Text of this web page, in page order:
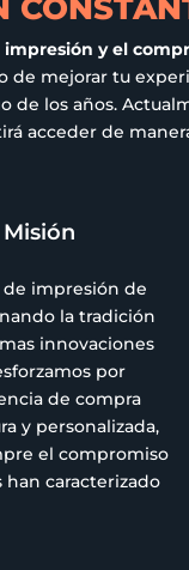
página
de
producto
y el
de mejorar tu
de los años.
acceder de
impresión de
la tradición
innovaciones
por
de compra
y personalizada,
el compromiso
han caracterizado